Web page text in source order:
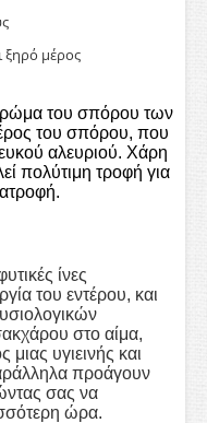
ξηρό μέρος
του σπόρου των
του σπόρου, που
αλευριού. Χάρη
πολύτιμη τροφή για
ίνες
του εντέρου, και
στο αίμα,
υγιεινής και
προάγουν
σας να
ώρα.